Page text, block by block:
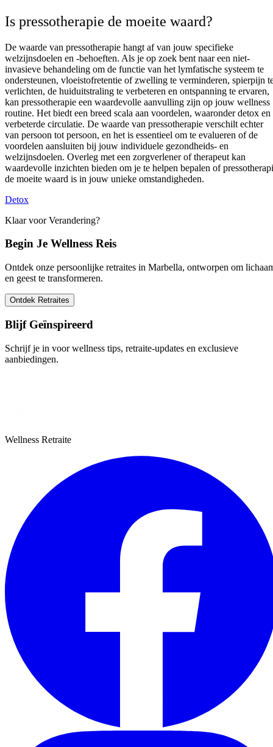
Is pressotherapie de moeite waard?
De waarde van pressotherapie hangt af van jouw specifieke
welzijnsdoelen en -behoeften. Als je op zoek bent naar een niet-
invasieve behandeling om de functie van het lymfatische systeem te
ondersteunen, vloeistofretentie of zwelling te verminderen, spierpijn
verlichten, de huiduitstraling te verbeteren en ontspanning te ervaren,
kan pressotherapie een waardevolle aanvulling zijn op jouw wellness
routine. Het biedt een breed scala aan voordelen, waaronder detox en
verbeterde circulatie. De waarde van pressotherapie verschilt echter
van persoon tot persoon, en het is essentieel om te evalueren of de
voordelen aansluiten bij jouw individuele gezondheids- en
welzijnsdoelen. Overleg met een zorgverlener of therapeut kan
waardevolle inzichten bieden om je te helpen bepalen of
de moeite waard is in jouw unieke omstandigheden.
Detox
Klaar voor Verandering?
Begin Je Wellness Reis
Ontdek onze persoonlijke retraites in Marbella, ontworpen om
en geest te transformeren.
Ontdek Retraites
Blijf Geïnspireerd
Schrijf je in voor wellness tips, retraite-updates en exclusieve
aanbiedingen.
Wellness Retraite